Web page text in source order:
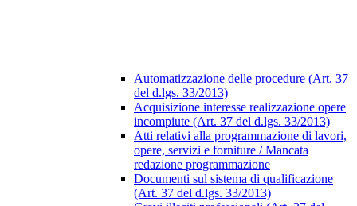
Automatizzazione delle procedure (Art. 37
del d.lgs. 33/2013)
Acquisizione interesse realizzazione opere
incompiute (Art. 37 del d.lgs. 33/2013)
Atti relativi alla programmazione di lavori,
opere, servizi e forniture / Mancata
redazione programmazione
Documenti sul sistema di qualificazione
(Art. 37 del d.lgs. 33/2013)